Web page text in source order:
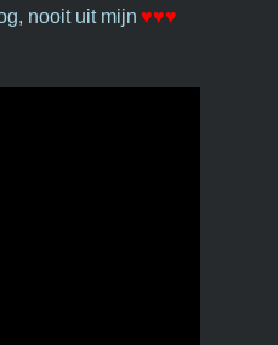
nooit uit mijn ♥♥♥